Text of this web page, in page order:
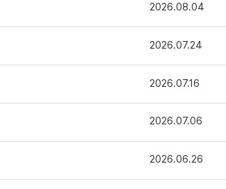
2026.08.04
2026.07.24
2026.07.16
2026.07.06
2026.06.26